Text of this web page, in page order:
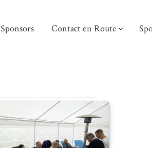
Sponsors Contact en Route